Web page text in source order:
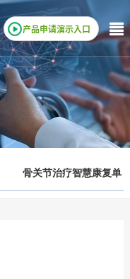
产品申请演示入口
骨关节治疗智慧康复单